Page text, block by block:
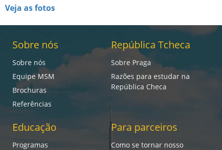
Veja as fotos
Sobre nós
Sobre nós
Equipe MSM
Brochuras
Referências
República Tcheca
Sobre Praga
Razões para estudar na
República Checa
Educação
Programas
Para parceiros
Como se tornar nosso